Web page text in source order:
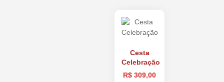
Cesta
Celebração
R$ 309,00